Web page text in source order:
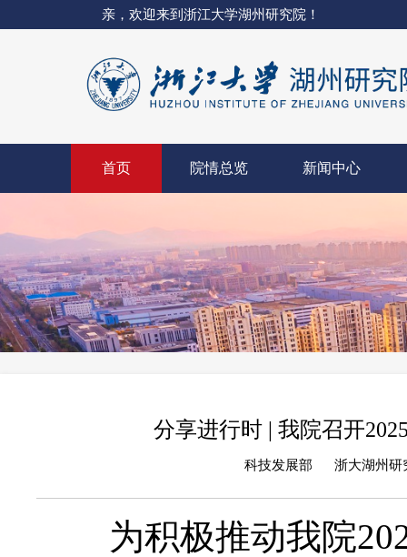
亲，欢迎来到浙江大学湖州研究院！
首页 院情总览 新闻中心
分享进行时 | 我院召开
科技发展部 浙大湖州
为积极推动我院